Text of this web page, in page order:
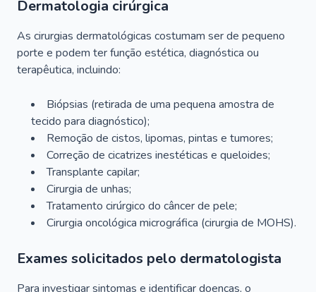
Dermatologia cirúrgica
As cirurgias dermatológicas costumam ser de pequeno
porte e podem ter função estética, diagnóstica ou
terapêutica, incluindo:
Biópsias (retirada de uma pequena amostra de
tecido para diagnóstico);
Remoção de cistos, lipomas, pintas e tumores;
Correção de cicatrizes inestéticas e queloides;
Transplante capilar;
Cirurgia de unhas;
Tratamento cirúrgico do câncer de pele;
Cirurgia oncológica micrográfica (cirurgia de MOHS).
Exames solicitados pelo dermatologista
Para investigar sintomas e identificar doenças, o